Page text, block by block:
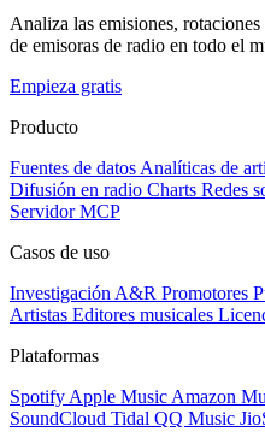
Analiza las emisiones,
de emisoras de radio en todo el
Empieza gratis
Producto
Fuentes de datos Analíticas de
Difusión en radio Charts Redes
Servidor MCP
Casos de uso
Investigación A&R Promotores
Artistas Editores musicales
Plataformas
Spotify Apple Music Amazon
SoundCloud Tidal QQ Music